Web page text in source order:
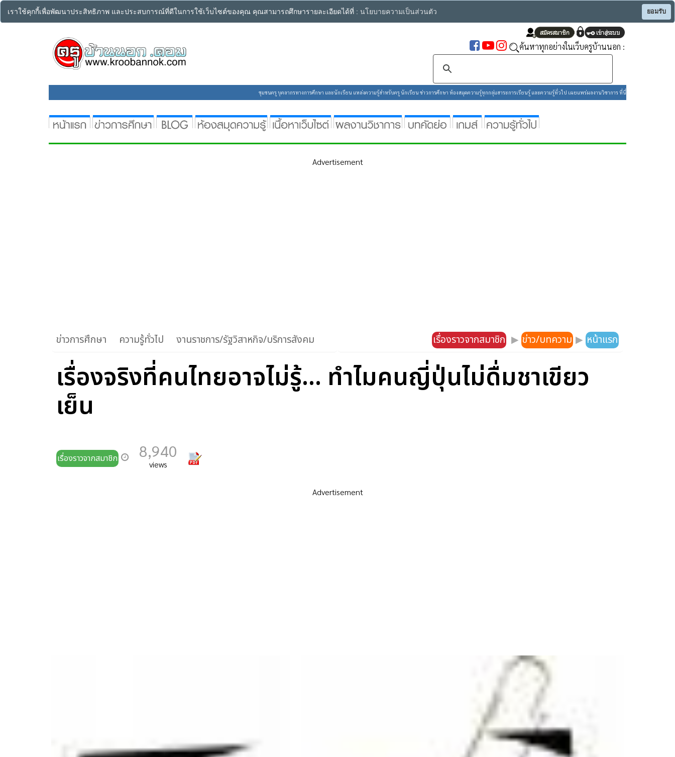
เราใช้คุกกี้เพื่อพัฒนาประสิทธิภาพ และประสบการณ์ที่ดีในการใช้เว็บไซต์ของคุณ คุณสามารถศึกษารายละเอียดได้ที่ : นโยบายความเป็นส่วนตัว ยอมรับ
ค้นหาทุกอย่างในเว็บครูบ้านนอก :
ชุมชนครู บุคลากรทางการศึกษา และนักเรียน แหล่งความรู้สำหรับครู นักเรียน ข่าวการศึกษา ห้องสมุดความรู้ทุกกลุ่มสาระการเรียนรู้ และความรู้ทั่วไป เผยแพร่ผลงานวิชาการ ที่นี่
Advertisement
ข่าวการศึกษา ความรู้ทั่วไป งานราชการ/รัฐวิสาหกิจ/บริการสังคม เรื่องราวจากสมาชิก ▶ ข่าว/บทความ ▶ หน้าแรก
เรื่องจริงที่คนไทยอาจไม่รู้... ทำไมคนญี่ปุ่นไม่ดื่มชาเขียว
เย็น
เรื่องราวจากสมาชิก 8,940
views
Advertisement